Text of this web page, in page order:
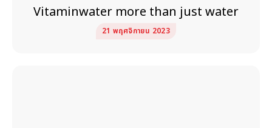
Vitaminwater more than just water
21 พฤศจิกายน 2023